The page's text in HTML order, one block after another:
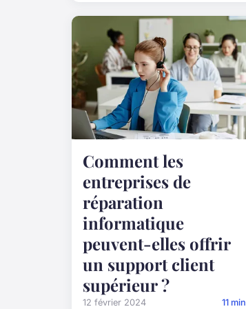
Comment les
entreprises de
réparation
informatique
peuvent-elles offrir
un support client
supérieur ?
12 février 2024 11 min